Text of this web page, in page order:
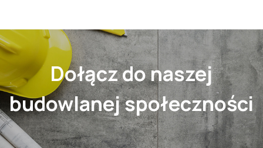
Dołącz do naszej
budowlanej społeczności